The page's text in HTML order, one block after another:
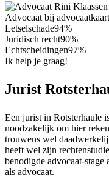
Advocaat bij
Letselschade94%
Juridisch recht90%
Echtscheidingen97%
Ik help je graag!
Jurist
Een jurist in Rotsterhaule
noodzakelijk om hier
trouwens wel
heeft wel zijn
benodigde advocaat-
als advocaat.